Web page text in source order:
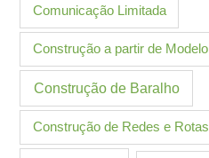
Comunicação Limitada
Construção a partir de Modelo
Construção de Baralho
Construção de Redes e Rotas